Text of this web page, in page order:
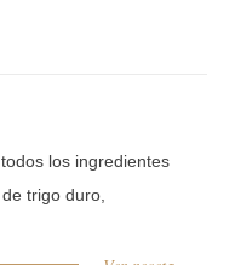
los ingredientes
trigo duro,